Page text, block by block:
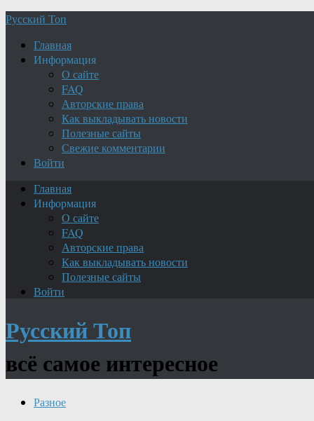
Русский Топ
Главная
Информация
О сайте
FAQ
Авторские права
Как выкладывать новости
Полезные сайты
Свежие комментарии
Войти
Главная
Информация
О сайте
FAQ
Авторские права
Как выкладывать новости
Полезные сайты
Войти
Русский Топ
всё самое интересное
Разное